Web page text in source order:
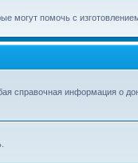
могут помочь с
справочная информация о